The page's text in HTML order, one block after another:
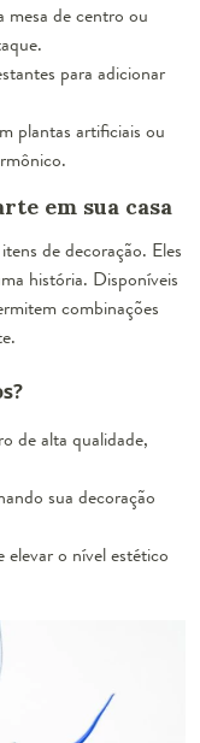
mesa de centro ou
para adicionar
plantas artificiais ou
em sua casa
de decoração. Eles
história. Disponíveis
combinações
de alta qualidade,
sua decoração
elevar o nível estético